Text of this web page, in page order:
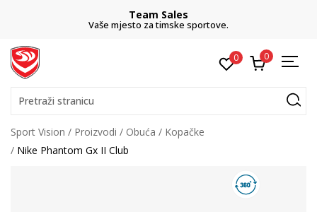
Team Sales
Vaše mjesto za timske sportove.
0 0
Pretraži stranicu
Sport Vision Proizvodi Obuća
Kopačke
Nike Phantom Gx II Club